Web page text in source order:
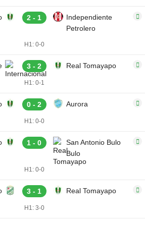
2 - 1
Independiente
Petrolero
H1: 0-0
3 - 2 Real Tomayapo
H1: 0-1
0 - 2 Aurora
H1: 0-0
1 - 0
San Antonio Bulo
Bulo
H1: 0-0
3 - 1 Real Tomayapo
H1: 3-0